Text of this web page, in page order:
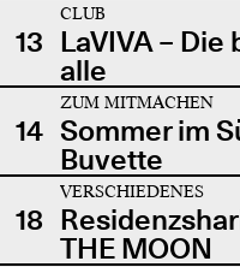
13
CLUB
LaVIVA –
alle
14
ZUM MITMACHEN
Sommer im
Buvette
18
VERSCHIEDENES
THE MOON